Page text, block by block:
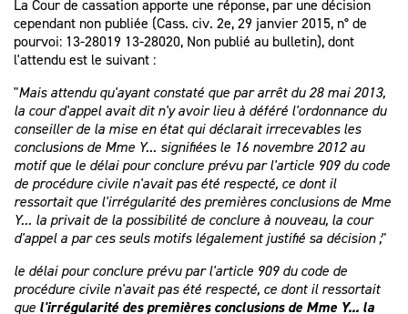
La Cour de cassation apporte une réponse, par une décision
cependant non publiée (Cass. civ. 2e, 29 janvier 2015, n° de
pourvoi: 13-28019 13-28020, Non publié au bulletin), dont
l'attendu est le suivant :
"Mais attendu qu'ayant constaté que par arrêt du 28 mai 2013,
la cour d'appel avait dit n'y avoir lieu à déféré l'ordonnance du
conseiller de la mise en état qui déclarait irrecevables les
conclusions de Mme Y... signifiées le 16 novembre 2012 au
motif que le délai pour conclure prévu par l'article 909du code
de procédure civile n'avait pas été respecté, ce dont il
ressortait que l'irrégularité des premières conclusions de Mme
Y... la privait de la possibilité de conclure à nouveau, la cour
d'appel a par ces seuls motifs légalement justifié sa décision ;"
le délai pour conclure prévu par l'article 909du code de
procédure civile n'avait pas été respecté, ce dont il ressortait
que l'irrégularité des premières conclusions de Mme Y... la